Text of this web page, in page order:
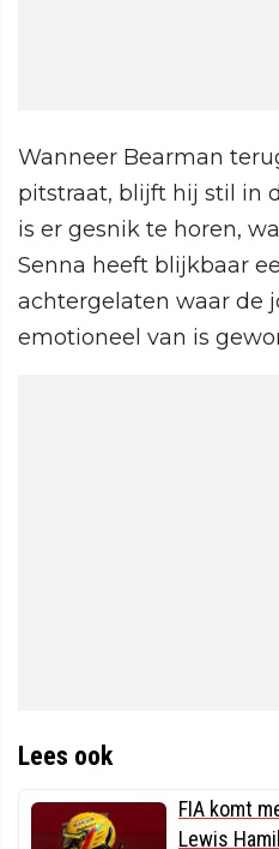
Wanneer Bearman
pitstraat, blijft hij stil in
is er gesnik te horen,
Senna heeft blijkbaar
achtergelaten waar de
emotioneel van is
Lees ook
FIA komt
Lewis